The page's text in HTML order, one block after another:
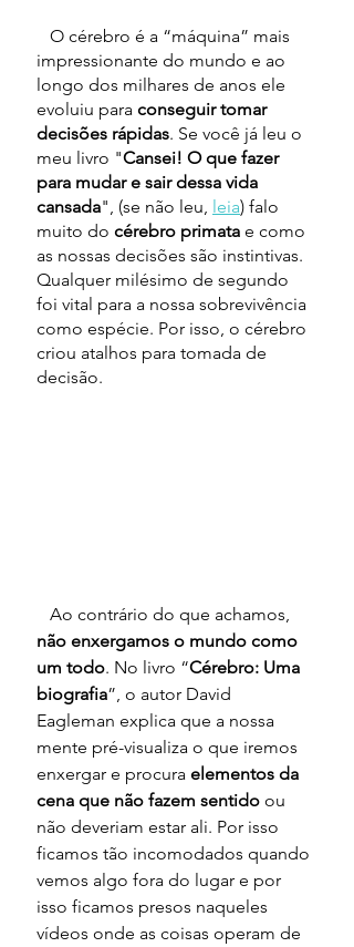
impressionante do mundo e ao
longo dos milhares de anos ele
evoluiu para conseguir tomar
decisões rápidas. Se você já leu o
meu livro "Cansei! O que fazer
para mudar e sair dessa vida
cansada", (se não leu, leia) falo
muito do cérebro primata e como
as nossas decisões são instintivas.
Qualquer milésimo de segundo
foi vital para a nossa sobrevivência
como espécie. Por isso, o cérebro
criou atalhos para tomada de
decisão.
   Ao contrário do que achamos,
não enxergamos o mundo como
um todo. No livro “Cérebro: Uma
biografia”, o autor David
Eagleman explica que a nossa
mente pré-visualiza o que iremos
enxergar e procura elementos da
cena que não fazem sentido ou
não deveriam estar ali. Por isso
ficamos tão incomodados quando
vemos algo fora do lugar e por
isso ficamos presos naqueles
vídeos onde as coisas operam de